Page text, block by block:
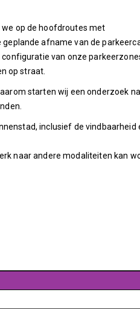
op de hoofdroutes met
afname van de
van onze
op straat.
starten wij een onderzoek
inclusief de vindbaarheid
naar andere modaliteiten kan